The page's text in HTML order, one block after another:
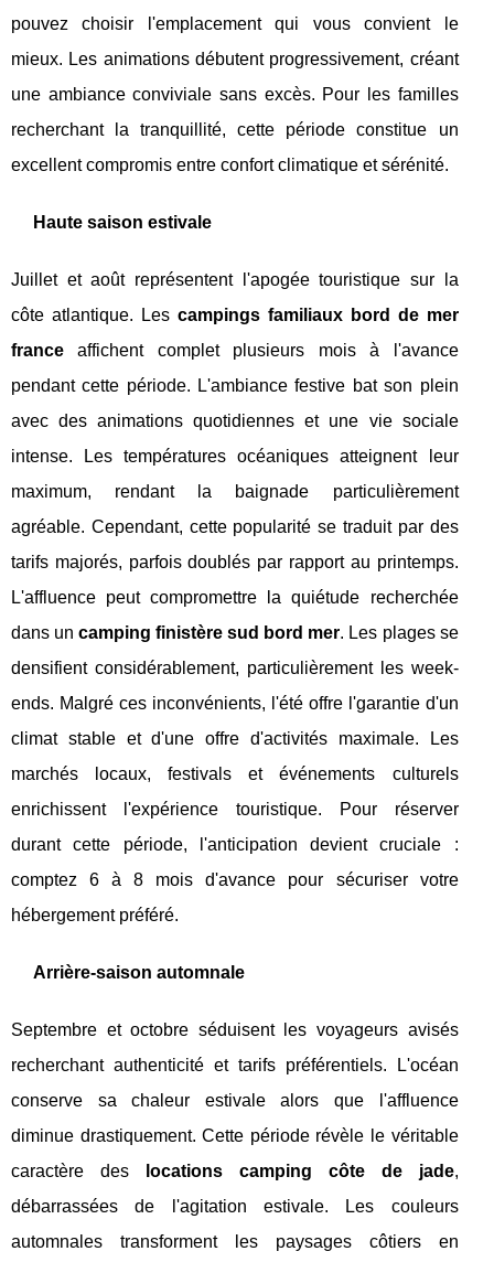
pouvez choisir l'emplacement qui vous convient le
mieux. Les animations débutent progressivement, créant
une ambiance conviviale sans excès. Pour les familles
recherchant la tranquillité, cette période constitue un
excellent compromis entre confort climatique et sérénité.
Haute saison estivale
Juillet et août représentent l'apogée touristique sur la
côte atlantique. Les campings familiaux bord de mer
france affichent complet plusieurs mois à l'avance
pendant cette période. L'ambiance festive bat son plein
avec des animations quotidiennes et une vie sociale
intense. Les températures océaniques atteignent leur
maximum, rendant la baignade particulièrement
agréable. Cependant, cette popularité se traduit par des
tarifs majorés, parfois doublés par rapport au printemps.
L'affluence peut compromettre la quiétude recherchée
dans uncamping finistère sud bord mer. Les plages se
densifient considérablement, particulièrement les week-
ends. Malgré ces inconvénients, l'été offre l'garantie d'un
climat stable et d'une offre d'activités maximale. Les
marchés locaux, festivals et événements culturels
enrichissent l'expérience touristique. Pour réserver
durant cette période, l'anticipation devient cruciale :
comptez 6 à 8 mois d'avance pour sécuriser votre
hébergement préféré.
Arrière-saison automnale
Septembre et octobre séduisent les voyageurs avisés
recherchant authenticité et tarifs préférentiels. L'océan
conserve sa chaleur estivale alors que l'affluence
diminue drastiquement. Cette période révèle le véritable
caractère des
locations camping côte de jade,
débarrassées de l'agitation estivale. Les couleurs
automnales transforment les paysages côtiers en